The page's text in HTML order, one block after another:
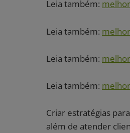
Leia também:
Leia também:
Leia também:
Leia também:
Criar estratégias
além de atender